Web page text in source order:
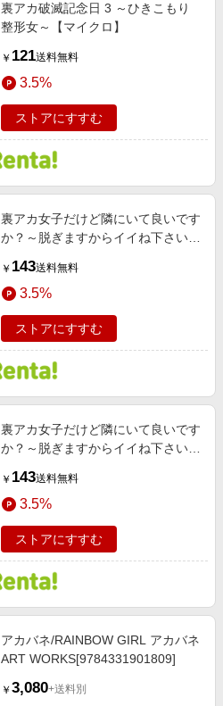
裏アカ破滅記念日 3 ～ひきこもり
整形女～【マイクロ】
￥ 121送料無料
3.5%
ストアにすすむ
裏アカ女子だけど隣にいて良いです
か？～脱ぎますからイイね下さい～
子編 第1・2話
￥ 143送料無料
3.5%
ストアにすすむ
裏アカ女子だけど隣にいて良いです
か？～脱ぎますからイイね下さい～
真編 第3・4話
￥ 143送料無料
3.5%
ストアにすすむ
アカバネ/RAINBOW GIRL アカバネ
ART WORKS[9784331901809]
￥ 3,080+送料別